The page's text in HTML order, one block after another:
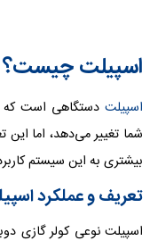
اسپیلت چیست؟
اسپیلت دستگاهی است که
شما تغییر می‌دهد، اما این
بیشتری به این سیستم
تعریف و عملکرد
اسپیلت نوعی کولر